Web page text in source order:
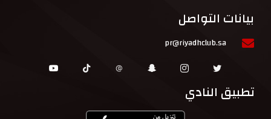
بيانات التواصل
pr@riyadhclub.sa
تطبيق النادي